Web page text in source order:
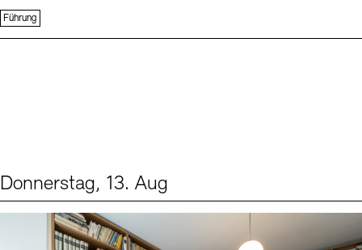
Führung
Donnerstag, 13. Aug